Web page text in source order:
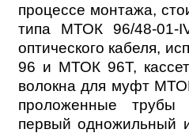
процессе монтажа,
типа МТОК 96/48-
оптического кабеля,
96 и МТОК 96Т,
волокна для муфт
проложенные трубы
первый одножильный